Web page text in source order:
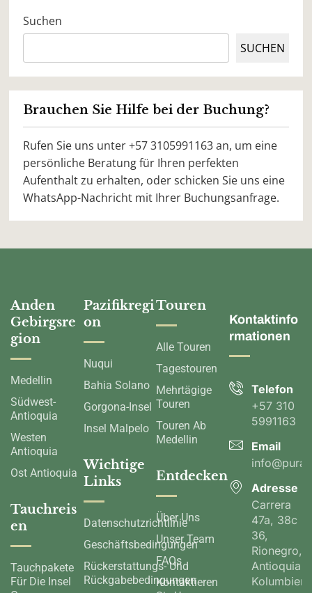
Suchen
SUCHEN
Brauchen Sie Hilfe bei der Buchung?
Rufen Sie uns unter +57 3105991163 an, um eine
persönliche Beratung für Ihren perfekten
Aufenthalt zu erhalten, oder schicken Sie uns eine
WhatsApp-Nachricht mit Ihrer Buchungsanfrage.
Anden
Gebirgsre
gion
Medellin
Südwest-
Antioquia
Westen
Antioquia
Ost Antioquia
Tauchreis
en
Tauchpakete
Für Die Insel
Pazifikregi
on
Nuqui
Bahia Solano
Gorgona-Insel
Insel Malpelo
Wichtige
Links
Datenschutzrichtlinie
Geschäftsbedingungen
Rückerstattungs- Und
Rückgabebedingungen
Touren
Alle Touren
Tagestouren
Mehrtägige
Touren
Touren Ab
Medellin
Entdecken
Über Uns
Unser Team
FAQs
Kontaktieren
Kontaktinfo
rmationen
Telefon
+57 310
5991163
Email
Adresse
Carrera
47a, 38c
36,
Rionegro,
Antioquia,
Kolumbien